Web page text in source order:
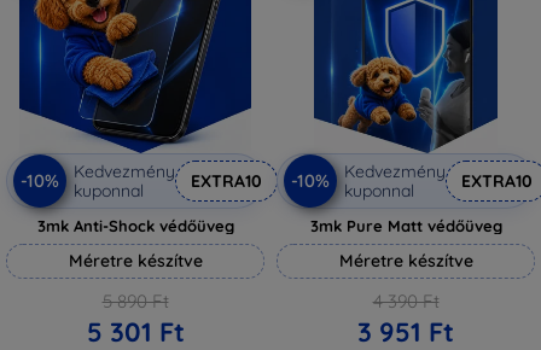
-10%
Kedvezmény
kuponnal
EXTRA10
3mk Anti-Shock védőüveg
Méretre készítve
5 890 Ft
5 301 Ft
-10%
Kedvezmény
kuponnal
EXTRA10
3mk Pure Matt védőüveg
Méretre készítve
4 390 Ft
3 951 Ft